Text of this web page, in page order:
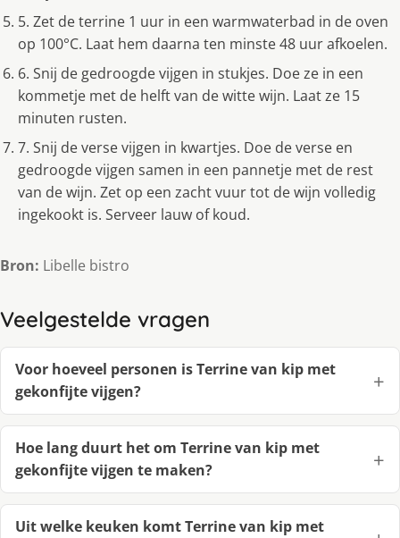
5. Zet de terrine 1 uur in een warmwaterbad in de oven
op 100°C. Laat hem daarna ten minste 48 uur afkoelen.
6. Snij de gedroogde vijgen in stukjes. Doe ze in een
kommetje met de helft van de witte wijn. Laat ze 15
minuten rusten.
7. Snij de verse vijgen in kwartjes. Doe de verse en
gedroogde vijgen samen in een pannetje met de rest
van de wijn. Zet op een zacht vuur tot de wijn volledig
ingekookt is. Serveer lauw of koud.
Bron: Libelle bistro
Veelgestelde vragen
Voor hoeveel personen is Terrine van kip met
gekonfijte vijgen?
Hoe lang duurt het om Terrine van kip met
gekonfijte vijgen te maken?
Uit welke keuken komt Terrine van kip met